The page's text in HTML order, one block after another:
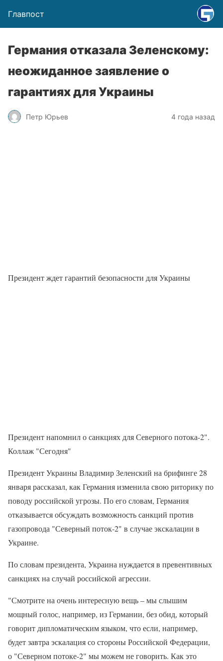
Главпост
Германия отказала Зеленскому:
неожиданное заявление о
гарантиях для Украины
Петр Юрьев 4 года назад
Президент ждет гарантий безопасности для Украины
Президент напомнил о санкциях для Северного потока-2".
Коллаж "Сегодня"
Президент Украины Владимир Зеленский на брифинге 28
января рассказал, как Германия изменила свою риторику по
поводу российской угрозы. По его словам, Германия
отказывается обсуждать возможность санкций против
газопровода "Северный поток-2" в случае экскалации в
Украине.
По словам президента, Украина нуждается в превентивных
санкциях на случай российской агрессии.
"Смотрите на очень интересную вещь – мы слышим
мощный голос, например, из Германии, без обид, который
говорит дипломатическим языком, что если, например,
будет завтра эскалация со стороны Российской Федерации,
о "Северном потоке-2" мы можем не говорить. Как это